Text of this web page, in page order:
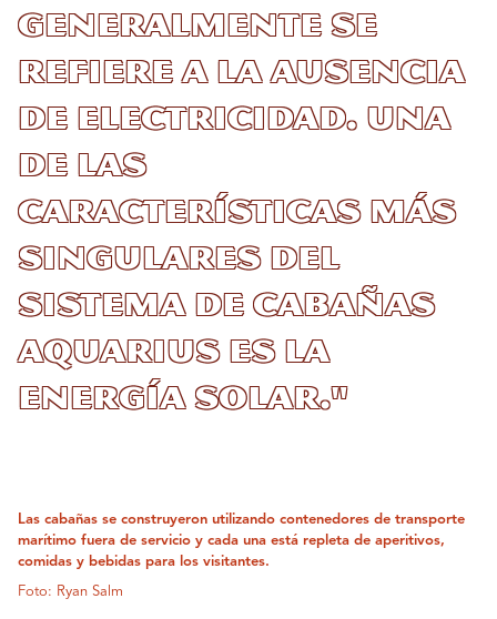
generalmente se
refiere a la ausencia
de electricidad. Una
de las
características más
singulares del
sistema de cabañas
Aquarius es la
energía solar."
Las cabañas se construyeron utilizando contenedores de transporte
marítimo fuera de servicio y cada una está repleta de aperitivos,
comidas y bebidas para los visitantes.
Foto: Ryan Salm